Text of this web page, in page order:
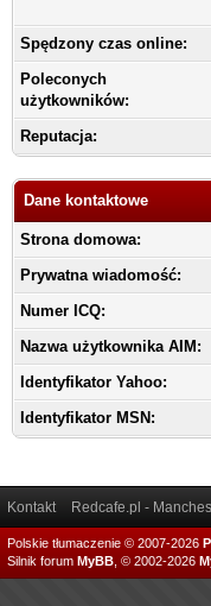
Spędzony czas online:
Poleconych
użytkowników:
Reputacja:
Dane kontaktowe
Strona domowa:
Prywatna wiadomość:
Numer ICQ:
Nazwa użytkownika AIM:
Identyfikator Yahoo:
Identyfikator MSN:
Kontakt Redcafe.pl -
Polskie tłumaczenie © 2007-2026
Silnik forum MyBB , © 2002-2026